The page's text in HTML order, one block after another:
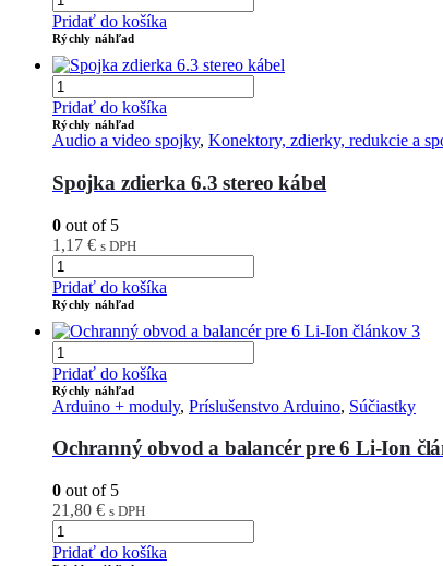
Pridať do košíka
Rýchly náhľad
Pridať do košíka
Rýchly náhľad
Audio a video spojky, Konektory, zdierky, redukcie a
Spojka zdierka 6.3 stereo kábel
0 out of 5
1,17 € s DPH
Pridať do košíka
Rýchly náhľad
Pridať do košíka
Rýchly náhľad
Arduino + moduly, Príslušenstvo Arduino, Súčiastky
Ochranný obvod a balancér pre 6 Li-Ion
0 out of 5
21,80 € s DPH
Pridať do košíka